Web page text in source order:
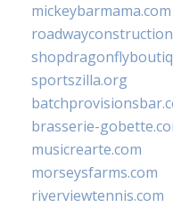
mickeybarmama.com
sportszilla.org
brasserie-
musicrearte.com
morseysfarms.com
riverviewtennis.com